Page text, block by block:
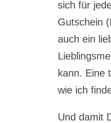
sich für
Gutschein
auch ein
kann. Eine
wie ich
Und damit